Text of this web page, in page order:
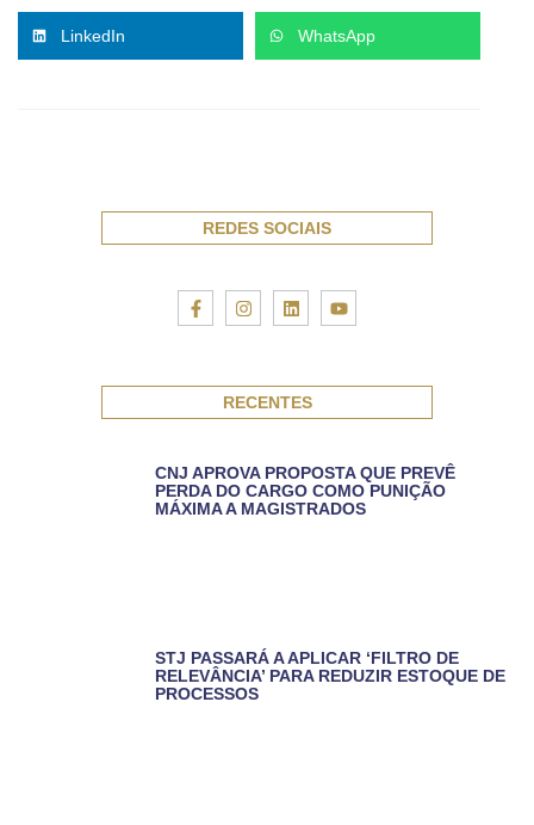
LinkedIn WhatsApp
REDES SOCIAIS
RECENTES
CNJ APROVA PROPOSTA QUE PREVÊ
PERDA DO CARGO COMO PUNIÇÃO
MÁXIMA A MAGISTRADOS
STJ PASSARÁ A APLICAR ‘FILTRO DE
RELEVÂNCIA’ PARA REDUZIR ESTOQUE DE
PROCESSOS